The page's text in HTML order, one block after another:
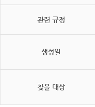
관련 규정
생성일
찾을 대상